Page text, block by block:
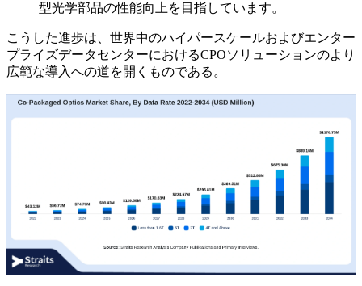
型光学部品の性能向上を目指しています。
こうした進歩は、世界中のハイパースケールおよびエンター
プライズデータセンターにおけるCPOソリューションのより
広範な導入への道を開くものである。